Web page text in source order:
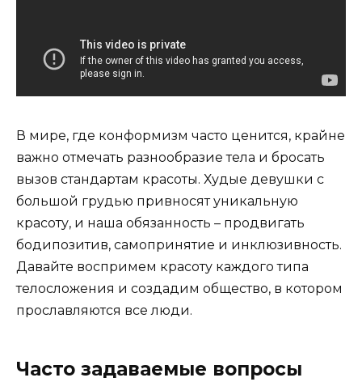
В мире, где конформизм часто ценится, крайне
важно отмечать разнообразие тела и бросать
вызов стандартам красоты. Худые девушки с
большой грудью привносят уникальную
красоту, и наша обязанность – продвигать
бодипозитив, самопринятие и инклюзивность.
Давайте воспримем красоту каждого типа
телосложения и создадим общество, в котором
прославляются все люди.
Часто задаваемые вопросы